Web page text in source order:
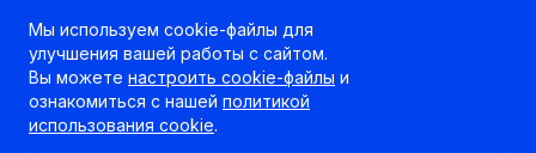
Мы используем cookie-файлы для
улучшения вашей работы с сайтом.
Вы можете настроить cookie-файлы и
ознакомиться с нашей политикой
использования cookie.